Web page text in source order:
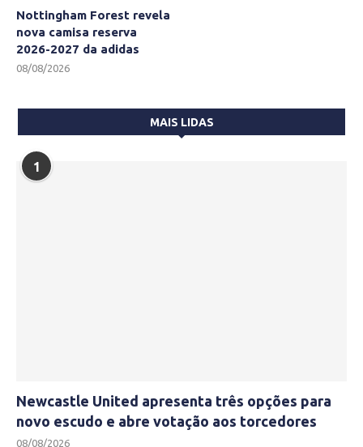
Nottingham Forest revela
nova camisa reserva
2026-2027 da adidas
08/08/2026
MAIS LIDAS
1
Newcastle United apresenta três opções para
novo escudo e abre votação aos torcedores
08/08/2026